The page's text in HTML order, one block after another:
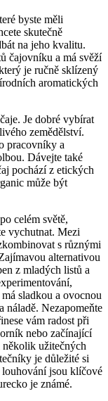
byste měli
skutečně
na jeho kvalitu.
čajovníku a má svěží
je ručně sklízený
aromatických
Je dobré vybírat
zemědělství.
pracovníky a
Dávejte také
pochází z etických
může být
celém světě,
vychutnat. Mezi
s různými
alternativou
z mladých listů a
sladkou a ovocnou
náladě. Nezapomeňte
vám radost při
nebo začínající
užitečných
je důležité si
louhování jsou klíčové
je známé.